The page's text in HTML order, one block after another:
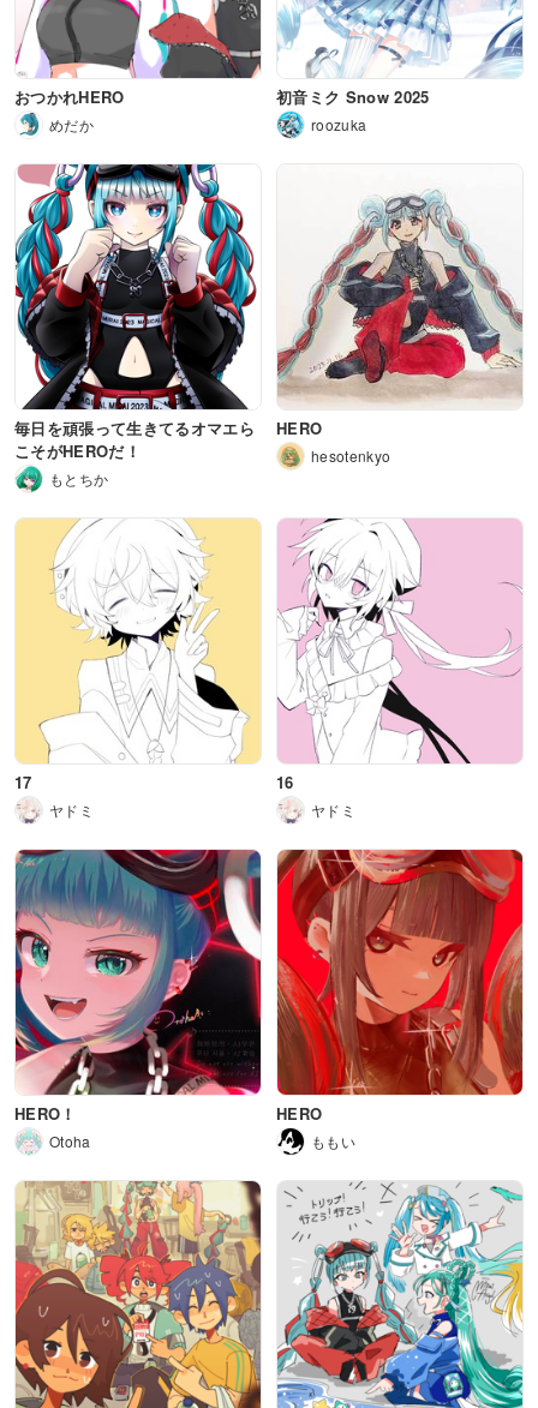
おつかれHERO
めだか
初音ミク Snow 2025
roozuka
毎日を頑張って生きてるオマエら
こそがHEROだ！
もとちか
HERO
hesotenkyo
17
ヤドミ
16
ヤドミ
HERO！
Otoha
HERO
ももい